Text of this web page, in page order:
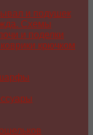
и подушек
Схемы
и поделки
крючком